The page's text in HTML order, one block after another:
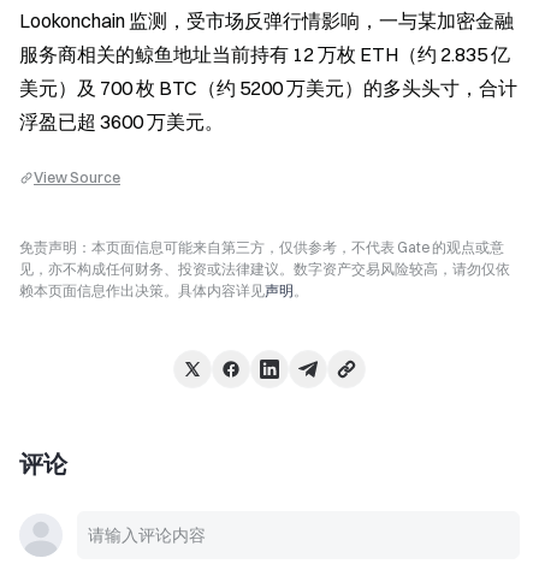
Lookonchain 监测，受市场反弹行情影响，一与某加密金融
服务商相关的鲸鱼地址当前持有 12 万枚 ETH（约 2.835 亿
美元）及 700 枚 BTC（约 5200 万美元）的多头头寸，合计
浮盈已超 3600 万美元。
View Source
免责声明：本页面信息可能来自第三方，仅供参考，不代表 Gate 的观点或意
见，亦不构成任何财务、投资或法律建议。数字资产交易风险较高，请勿仅依
赖本页面信息作出决策。具体内容详见声明。
评论